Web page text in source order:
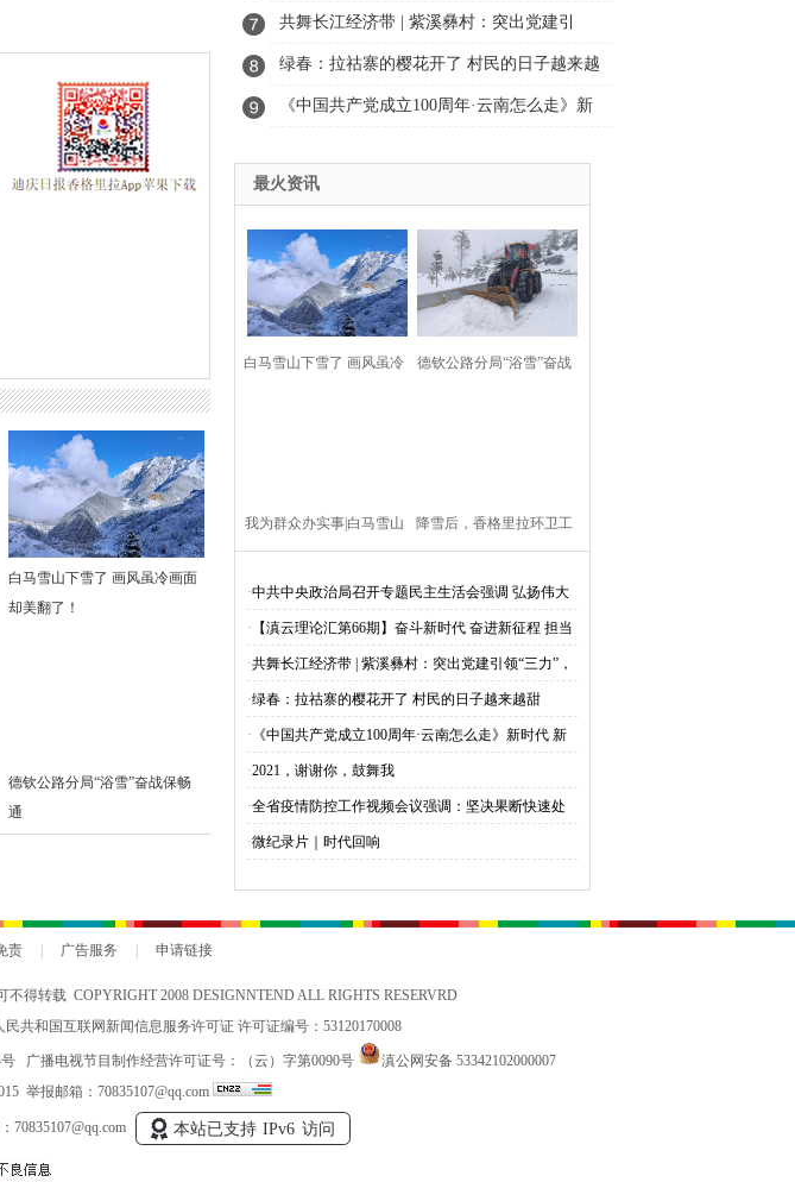
网络安全法
维西县移民局
严禁一切野外用火
庆最美人物发布厅 魅力乡镇 组织部换届
学习贯彻落实十八届五中全会精神
悦读改变人生、悦读助我成长 2015赛马节
中国梦高原情 环境综合整治建设美丽迪庆
2014迪庆两会 党的群众路线教育实践活动
程 28地震 楠赛林卡
迪庆两会 创先争优专栏
改革开放30年 解放思想 汶川地震 第十届康巴艺术
首届“彩云杯”网评大赛
专项整治 全国·两会 好网民看两会
白马雪山下雪了 画风虽冷画面
却美翻了！
德钦公路分局“浴雪”奋战保畅
通
增加历史自信增进团结统一增强斗争精神 中
共中央总书记习近平主持会议并发表重要讲
话
程 担当新使命
共舞长江经济带 | 紫溪彝村：突出党建引
领“三力”，凝聚乡村振兴合力
绿春：拉祜寨的樱花开了 村民的日子越来越
甜
《中国共产党成立100周年·云南怎么走》新
最火资讯
白马雪山下雪了 画风虽冷 德钦公路分局“浴雪”奋战
我为群众办实事|白马雪山 降雪后，香格里拉环卫工
·中共中央政治局召开专题民主生活会强调 弘扬伟大
建党精神坚持党的百年奋斗历史经验 增加历史自信
增进团结统一增强斗争精神 中共中央总书记习近平
主持会议并发表重要讲话
· 【滇云理论汇第66期】奋斗新时代 奋进新征程 担当
新使命
·共舞长江经济带 | 紫溪彝村：突出党建引领“三力”，
凝聚乡村振兴合力
·绿春：拉祜寨的樱花开了 村民的日子越来越甜
· 《中国共产党成立100周年·云南怎么走》新时代 新
跨越
·2021，谢谢你，鼓舞我
·全省疫情防控工作视频会议强调：坚决果断快速处
置突发疫情
·微纪录片｜时代回响